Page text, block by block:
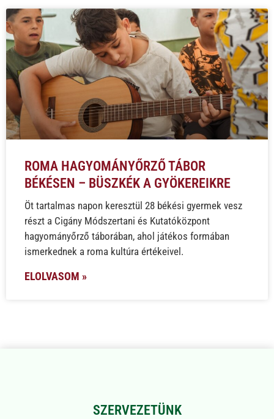
ROMA HAGYOMÁNYŐRZŐ TÁBOR
BÉKÉSEN – BÜSZKÉK A GYÖKEREIKRE
Öt tartalmas napon keresztül 28 békési gyermek vesz
részt a Cigány Módszertani és Kutatóközpont
hagyományőrző táborában, ahol játékos formában
ismerkednek a roma kultúra értékeivel.
ELOLVASOM »
SZERVEZETÜNK